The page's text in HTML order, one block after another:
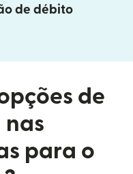
de débito
de
nas
para o